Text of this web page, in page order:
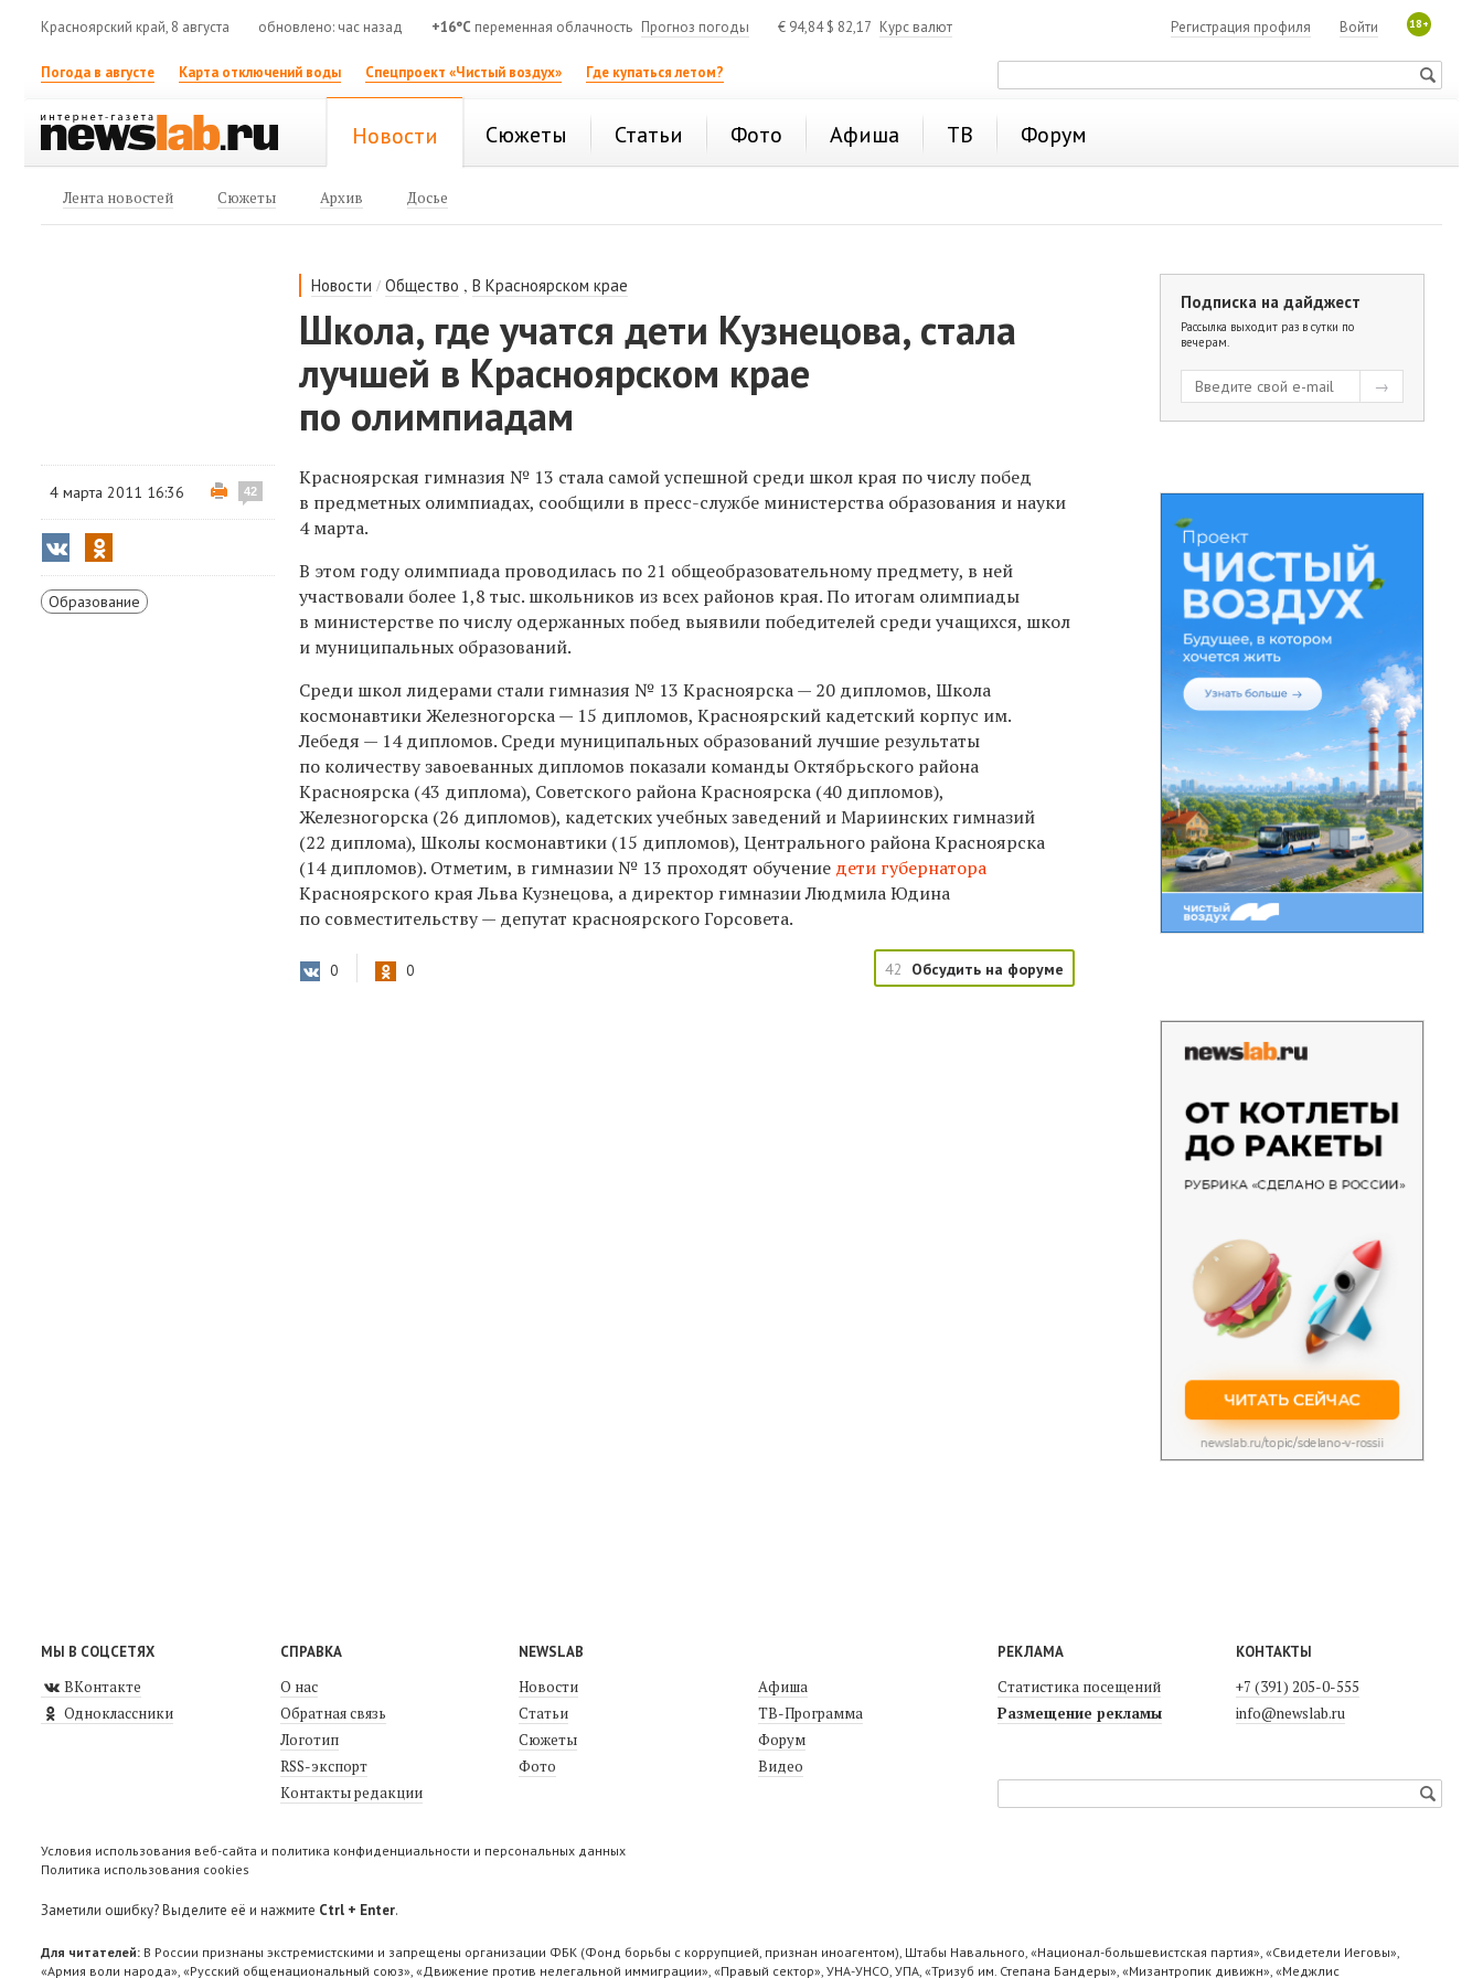
Красноярский край, 8 августа обновлено: час назад +16°C переменная облачность Прогноз погоды € 94,84$ 82,17 Курс валют 18+
Войти
Регистрация профиля
Погода в августе Карта отключений воды Спецпроект «Чистый воздух» Где купаться летом?
Новости Сюжеты Статьи Фото Афиша ТВ Форум
Лента новостей Сюжеты Архив Досье
Новости /Общество ,В Красноярском крае
Школа, где учатся дети Кузнецова, стала
лучшей в Красноярском крае
по олимпиадам
4 марта 2011 16:36 42
Образование
Красноярская гимназия № 13 стала самой успешной среди школ края по числу побед
в предметных олимпиадах, сообщили в пресс-службе министерства образования и науки
4 марта.
В этом году олимпиада проводилась по 21 общеобразовательному предмету, в ней
участвовали более 1,8 тыс. школьников из всех районов края. По итогам олимпиады
в министерстве по числу одержанных побед выявили победителей среди учащихся, школ
и муниципальных образований.
Среди школ лидерами стали гимназия № 13 Красноярска — 20 дипломов, Школа
космонавтики Железногорска — 15 дипломов, Красноярский кадетский корпус им.
Лебедя — 14 дипломов. Среди муниципальных образований лучшие результаты
по количеству завоеванных дипломов показали команды Октябрьского района
Красноярска (43 диплома), Советского района Красноярска (40 дипломов),
Железногорска (26 дипломов), кадетских учебных заведений и Мариинских гимназий
(22 диплома), Школы космонавтики (15 дипломов), Центрального района Красноярска
(14 дипломов). Отметим, в гимназии № 13 проходят обучение дети губернатора
Красноярского края Льва Кузнецова, а директор гимназии Людмила Юдина
по совместительству — депутат красноярского Горсовета.
0 0 42 Обсудить на форуме
Подписка на дайджест
Рассылка выходит раз в сутки по
вечерам.
МЫ В СОЦСЕТЯХ
ВКонтакте
Одноклассники
СПРАВКА
О нас
Обратная связь
Логотип
RSS-экспорт
Контакты редакции
NEWSLAB
Новости
Статьи
Сюжеты
Фото
Афиша
ТВ-Программа
Форум
Видео
РЕКЛАМА
Статистика посещений
Размещение рекламы
КОНТАКТЫ
+7 (391) 205-0-555
info@newslab.ru
Условия использования веб-сайта и политика конфиденциальности и персональных данных
Политика использования cookies
Заметили ошибку? Выделите её и нажмите Ctrl + Enter.
Для читателей: В России признаны экстремистскими и запрещены организации ФБК (Фонд борьбы с коррупцией, признан иноагентом), Штабы Навального, «Национал-большевистская партия», «Свидетели Иеговы»,
«Армия воли народа», «Русский общенациональный союз», «Движение против нелегальной иммиграции», «Правый сектор», УНА-УНСО, УПА, «Тризуб им. Степана Бандеры», «Мизантропик дивижн», «Меджлис